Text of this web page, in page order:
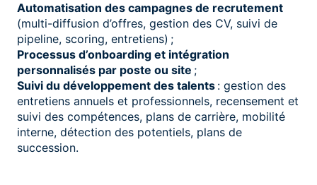
Automatisation des campagnes de recrutement
(multi-diffusion d’offres, gestion des CV, suivi de
pipeline, scoring, entretiens) ;
Processus d’onboarding et intégration
personnalisés par poste ou site ;
Suivi du développement des talents : gestion des
entretiens annuels et professionnels, recensement et
suivi des compétences, plans de carrière, mobilité
interne, détection des potentiels, plans de
succession.